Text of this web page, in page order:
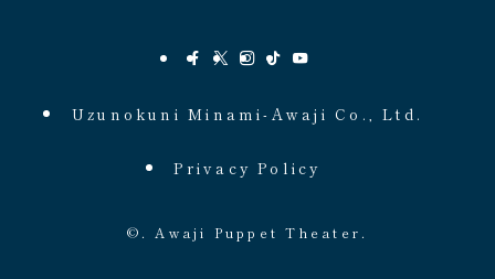
Uzunokuni Minami-Awaji Co., Ltd.
Privacy Policy
©. Awaji Puppet Theater.